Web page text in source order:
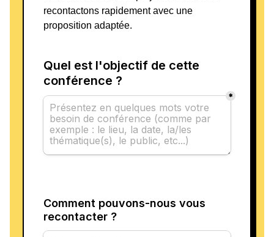
recontactons rapidement avec une
proposition adaptée.